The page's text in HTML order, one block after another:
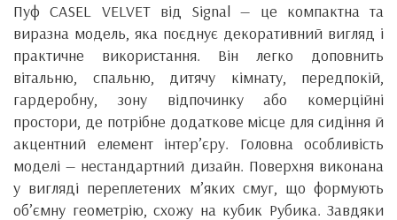
Пуф CASEL VELVET від Signal — це компактна та
виразна модель, яка поєднує декоративний вигляд і
практичне використання. Він легко доповнить
вітальню, спальню, дитячу кімнату, передпокій,
гардеробну, зону відпочинку або комерційні
простори, де потрібне додаткове місце для сидіння й
акцентний елемент інтер’єру. Головна особливість
моделі — нестандартний дизайн. Поверхня виконана
у вигляді переплетених м’яких смуг, що формують
об’ємну геометрію, схожу на кубик Рубика. Завдяки